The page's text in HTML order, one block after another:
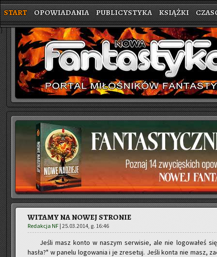
START OPOWIADANIA PUBLICYSTYKA KSIĄŻKI
}
WITAMY NA NOWEJ STRONIE
Redakcja NF | 25.03.2014, g. 16:46
Jeśli masz konto w na­szym ser­wi­sie, ale nie lo­go­wa­łeś
hasła?" w pa­ne­lu lo­go­wa­nia i je zre­se­tuj. Jeśli konta nie masz,